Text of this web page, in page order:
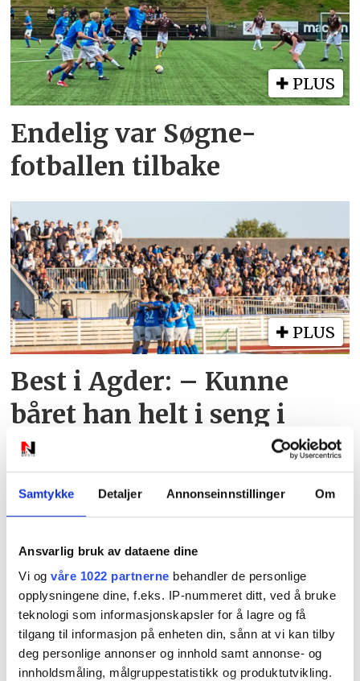
Samtykke Detaljer Annonseinnstillinger Om
Ansvarlig bruk av dataene dine
Vi og våre 1022 partnerne behandler de personlige
opplysningene dine, f.eks. IP-nummeret ditt, ved å bruke
teknologi som informasjonskapsler for å lagre og få
tilgang til informasjon på enheten din, sånn at vi kan tilby
deg personlige annonser og innhold samt annonse- og
innholdsmåling, målgruppestatistikk og produktutvikling.
PLUS
Endelig var Søgne-
fotballen tilbake
PLUS
Best i Agder: – Kunne
båret han helt i seng i
kveld
Alt å vinne – alt å tape: